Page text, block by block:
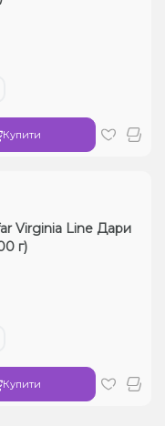
Купити
Virginia Line Дари
г)
Купити